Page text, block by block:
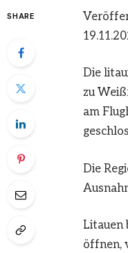
SHARE
Die
zu
am
Die
Litauen
öffnen,